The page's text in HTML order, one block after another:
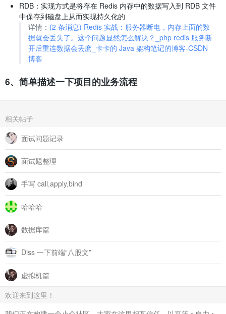
RDB：实现方式是将存在 Redis 内存中的数据写入到 RDB 文件
中保存到磁盘上从而实现持久化的
详情： (2 条消息) Redis 实战：服务器断电，内存上面的数
据就会丢失了。这个问题显然怎么解决？_php redis 服务断
开后重连数据会丢麽_卡卡的 Java 架构笔记的博客-CSDN
博客
6、简单描述一下项目的业务流程
相关帖子
面试问题记录
面试题整理
手写 call,apply,bind
哈哈哈
数据库篇
Diss 一下前端“八股文”
虚拟机篇
欢迎来到这里！